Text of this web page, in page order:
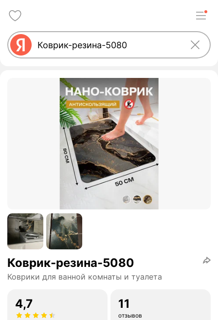
Коврик-резина-5080
Коврики для ванной комнаты и туалета
4,7 11
отзывов